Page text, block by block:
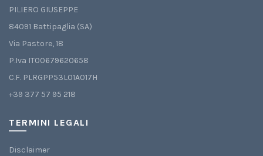
PILIERO GIUSEPPE
84091 Battipaglia (SA)
Via Pastore, 18
P.Iva IT00679620658
C.F. PLRGPP53L01A017H
+39 377 57 95 218
TERMINI LEGALI
Disclaimer